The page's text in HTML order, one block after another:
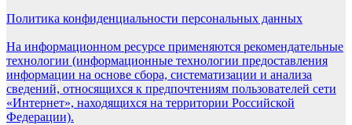
Политика конфиденциальности персональных данных
На информационном ресурсе применяются рекомендательные
технологии (информационные технологии предоставления
информации на основе сбора, систематизации и анализа
сведений, относящихся к предпочтениям пользователей сети
«Интернет», находящихся на территории Российской
Федерации).